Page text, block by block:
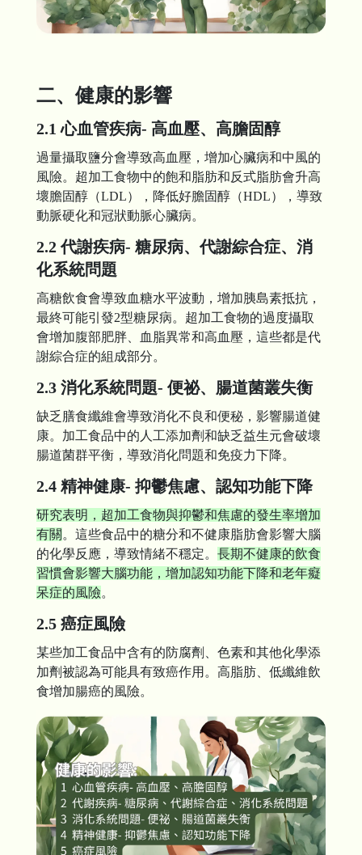
二、健康的影響
2.1 心血管疾病- 高血壓、高膽固醇
過量攝取鹽分會導致高血壓，增加心臟病和中風的
風險。超加工食物中的飽和脂肪和反式脂肪會升高
壞膽固醇（LDL），降低好膽固醇（HDL），導致
動脈硬化和冠狀動脈心臟病。
2.2 代謝疾病- 糖尿病、代謝綜合症、消
化系統問題
高糖飲食會導致血糖水平波動，增加胰島素抵抗，
最終可能引發2型糖尿病。超加工食物的過度攝取
會增加腹部肥胖、血脂異常和高血壓，這些都是代
謝綜合症的組成部分。
2.3 消化系統問題- 便祕、腸道菌叢失衡
缺乏膳食纖維會導致消化不良和便秘，影響腸道健
康。加工食品中的人工添加劑和缺乏益生元會破壞
腸道菌群平衡，導致消化問題和免疫力下降。
2.4 精神健康- 抑鬱焦慮、認知功能下降
研究表明，超加工食物與抑鬱和焦慮的發生率增加
有關 。這些食品中的糖分和不健康脂肪會影響大腦
的化學反應，導致情緒不穩定。 長期不健康的飲食
習慣會影響大腦功能，增加認知功能下降和老年癡
呆症的風險。
2.5 癌症風險
某些加工食品中含有的防腐劑、色素和其他化學添
加劑被認為可能具有致癌作用。高脂肪、低纖維飲
食增加腸癌的風險。